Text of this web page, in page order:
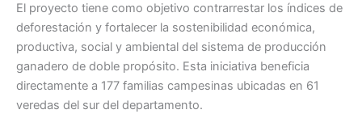
El proyecto tiene como objetivo contrarrestar los índices de
deforestación y fortalecer la sostenibilidad económica,
productiva, social y ambiental del sistema de producción
ganadero de doble propósito. Esta iniciativa beneficia
directamente a 177 familias campesinas ubicadas en 61
veredas del sur del departamento.